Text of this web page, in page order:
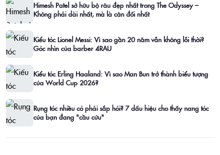
Himesh Patel sở hữu bộ râu đẹp nhất trong The Odyssey –
Không phải dài nhất, mà là cân đối nhất
Kiểu tóc Lionel Messi: Vì sao gần 20 năm vẫn không lỗi thời?
Góc nhìn của barber 4RAU
Kiểu tóc Erling Haaland: Vì sao Man Bun trở thành biểu tượng
của World Cup 2026?
Rụng tóc nhiều có phải sắp hói? 7 dấu hiệu cho thấy nang tóc
của bạn đang "cầu cứu"